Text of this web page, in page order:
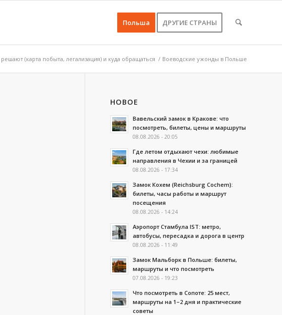
Польша ДРУГИЕ СТРАНЫ
(карта побыта, легализация) и куда обращаться / Воеводские ужонды в Польше
НОВОЕ
Вавельский замок в Кракове: что
посмотреть, билеты, цены и маршруты
08.08.2026 - 20:05
Где летом отдыхают чехи: любимые
направления в Чехии и за границей
08.08.2026 - 17:34
Замок Кохем (Reichsburg Cochem):
билеты, часы работы и маршрут
посещения
08.08.2026 - 14:24
Аэропорт Стамбула IST: метро,
автобусы, пересадка и дорога в центр
08.08.2026 - 11:49
Замок Мальборк в Польше: билеты,
маршруты и что посмотреть
07.08.2026 - 19:23
Что посмотреть в Сопоте: 25 мест,
маршруты на 1–2 дня и практические
советы